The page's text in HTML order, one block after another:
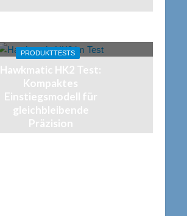
PRODUKTTESTS
Hawkmatic HK2 Test:
Kompaktes
Einstiegsmodell für
gleichbleibende
Präzision